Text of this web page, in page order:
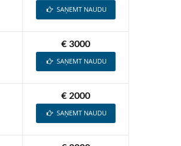
SAŅEMT NAUDU
€ 3000
SAŅEMT NAUDU
€ 2000
SAŅEMT NAUDU